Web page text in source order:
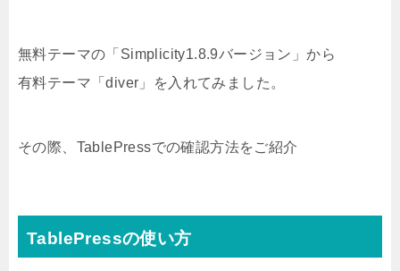
無料テーマの「Simplicity1.8.9バージョン」から
有料テーマ「diver」を入れてみました。
その際、TablePressでの確認方法をご紹介
TablePressの使い方